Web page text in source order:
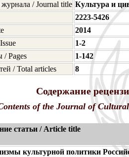
/ Journal title Культура и
2223-5426
2014
1-2
/ Pages
1-142
/ Total articles
8
Содержание
of the Journal of
статьи / Article title
культурной политики